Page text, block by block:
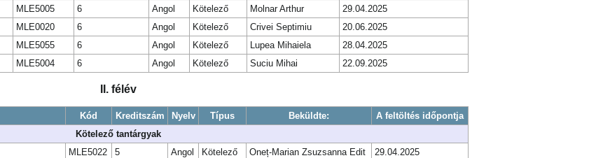
MLE5005 6 Angol Kötelező Molnar Arthur
29.04.2025
MLE0020 6 Angol Kötelező Crivei Septimiu
20.06.2025
MLE5055 6 Angol Kötelező Lupea Mihaiela
28.04.2025
MLE5004 6 Angol Kötelező Suciu Mihai 22.09.2025
II. félév
Kód Kreditszám Nyelv Típus Beküldte:
A feltöltés időpontja
Kötelező tantárgyak
MLE5022 5 Angol Kötelező Oneț-Marian Zsuzsanna Edit
29.04.2025